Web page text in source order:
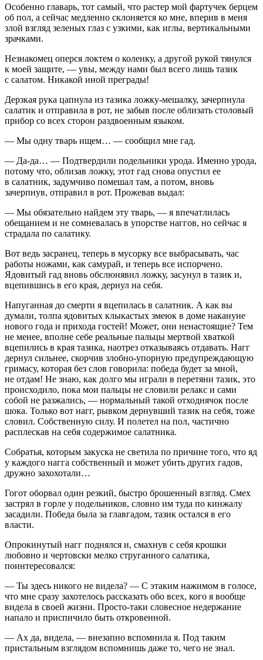
Особенно главарь, тот самый, что растер мой фартучек берцем
об пол, а сейчас медленно склоняется ко мне, вперив в меня
злой взгляд зеленых глаз с узкими, как иглы, вертикальными
зрачками.
Незнакомец оперся локтем о коленку, а другой рукой тянулся
к моей защите, — увы, между нами был всего лишь тазик
с салатом. Никакой иной преграды!
Дерзкая рука цапнула из тазика ложку-мешалку, зачерпнула
салатик и отправила в рот, не забыв после облизать столовый
прибор со всех сторон раздвоенным языком.
— Мы одну тварь ищем… — сообщил мне гад.
— Да-да… — Подтвердили подельники урода. Именно урода,
потому что, облизав ложку, этот гад снова опустил ее
в салатник, задумчиво помешал там, а потом, вновь
зачерпнув, отправил в рот. Прожевав выдал:
— Мы обязательно найдем эту тварь, — я впечатлилась
обещанием и не сомневалась в упорстве наггов, но сейчас я
страдала по салатику.
Вот ведь засранец, теперь в мусорку все выбрасывать, час
работы ножами, как самурай, и теперь все испорчено.
Ядовитый гад вновь обслюнявил ложку, засунул в тазик и,
вцепившись в его края, дернул на себя.
Напуганная до смерти я вцепилась в салатник. А как вы
думали, толпа ядовитых клыкастых змеюк в доме накануне
нового года и прихода гостей! Может, они ненастоящие? Тем
не менее, вполне себе реальные пальцы мертвой хваткой
вцепились в края тазика, наотрез отказываясь отдавать. Нагг
дернул сильнее, скорчив злобно-упорную предупреждающую
гримасу, которая без слов говорила: победа будет за мной,
не отдам! Не знаю, как долго мы играли в перетяни тазик, это
происходило, пока мои пальцы не словили релакс и сами
собой не разжались, — нормальный такой отходнячок после
шока. Только вот нагг, рывком дернувший тазик на себя, тоже
словил. Собственную силу. И полетел на пол, частично
расплескав на себя содержимое салатника.
Собратья, которым закуска не светила по причине того, что яд
у каждого нагга собственный и может убить других гадов,
дружно захохотали…
Гогот оборвал один резкий, быстро брошенный взгляд. Смех
застрял в горле у подельников, словно им туда по кинжалу
засадили. Победа была за главгадом, тазик остался в его
власти.
Опрокинутый нагг поднялся и, смахнув с себя крошки
любовно и чертовски мелко струганного салатика,
поинтересовался:
— Ты здесь никого не видела? — С этаким нажимом в голосе,
что мне сразу захотелось рассказать обо всех, кого я вообще
видела в своей жизни. Просто-таки словесное недержание
напало и приспичило быть откровенной.
— Ах да, видела, — внезапно вспомнила я. Под таким
пристальным взглядом вспомнишь даже то, чего не знал.